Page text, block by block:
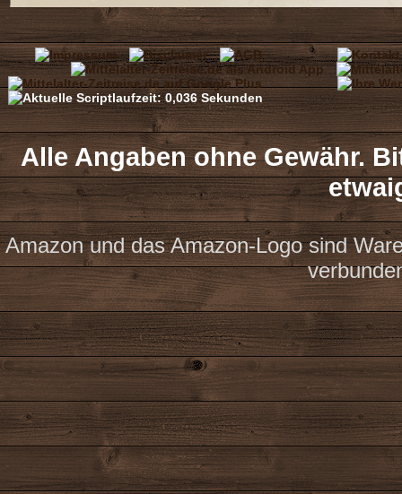
Alle Angaben ohne Gewähr.
Amazon und das Amazon-Logo sind